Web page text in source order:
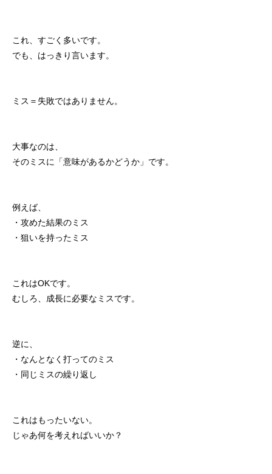
これ、すごく多いです。
でも、はっきり言います。
ミス＝失敗ではありません。
大事なのは、
そのミスに「意味があるかどうか」です。
例えば、
・攻めた結果のミス
・狙いを持ったミス
これはOKです。
むしろ、成長に必要なミスです。
逆に、
・なんとなく打ってのミス
・同じミスの繰り返し
これはもったいない。
じゃあ何を考えればいいか？